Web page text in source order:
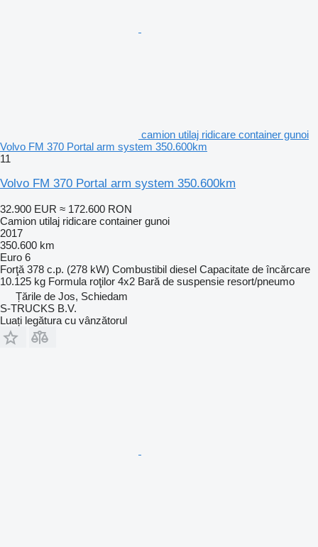
camion utilaj ridicare container gunoi
Volvo FM 370 Portal arm system 350.600km
11
Volvo FM 370 Portal arm system 350.600km
32.900 EUR ≈ 172.600 RON
Camion utilaj ridicare container gunoi
2017
350.600 km
Euro 6
Forţă 378 c.p. (278 kW) Combustibil diesel Capacitate de încărcare
10.125 kg Formula roţilor 4x2 Bară de suspensie resort/pneumo
Țările de Jos, Schiedam
S-TRUCKS B.V.
Luați legătura cu vânzătorul